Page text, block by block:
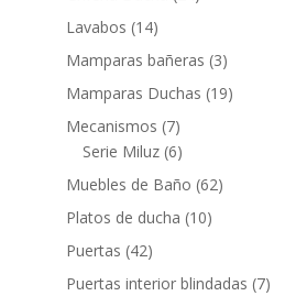
Lavabos 1414
productos
Mamparas bañeras 33
productos
Mamparas Duchas 1919
Mecanismos 77
productos
Serie Miluz 66
productos
Muebles de Baño 6262
Platos de ducha 1010
Puertas 4242
productos
Puertas interior blindadas 77